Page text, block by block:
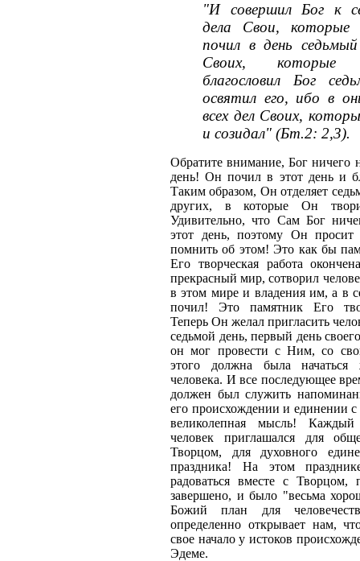
"И совершил Бог к
дела Свои,
почил в день
Своих,
благословил Бог
освятил его, ибо в
всех дел Своих,
и созидал" (Бт.2: 2,3).
Обратите внимание, Бог ничего
день! Он почил в этот день и
Таким образом, Он отделяет
других, в которые Он
Удивительно, что Сам Бог
этот день, поэтому Он просит
помнить об этом! Это как бы
Его творческая работа
прекрасный мир, сотворил
в этом мире и владения им, а в
почил! Это памятник Его
Теперь Он желал пригласить
седьмой день, первый день
он мог провести с Ним, со
этого должна была начаться
человека. И все последующее
должен был служить
его происхождении и единении
великолепная мысль!
человек приглашался для
Творцом, для духовного
праздника! На этом
радоваться вместе с Творцом,
завершено, и было "весьма
Божий план для
определенно открывает нам,
свое начало у истоков
Эдеме.